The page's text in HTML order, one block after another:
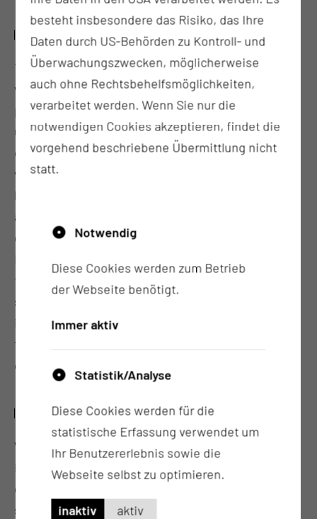
METHODS
To analyze the current state of the DISPENSE tool,
we conducted an in-depth analysis of the data
processing steps and identified data flows
underlying users’ metrics and dashboards. We also
conducted a workshop to understand the different
views and constraints of specific user groups, and
brought together and clustered the information
according to content-related service areas to
determine functionality-related service groups.
the system architecture, modularized the main
services by assigning specialized applications and
integrated them into the existing system, allowing
for self-service reporting and evaluation of the
expert groups’ needs.
RESULTS
We analyzed the applications’ dataflow and
identified specific user groups. The functionalities
of the monolithic application were divided into
specific service groups for data processing, data
besteht insbesondere das Risiko, das Ihre
Daten durch US-Behörden zu Kontroll- und
Überwachungszwecken, möglicherweise
auch ohne Rechtsbehelfsmöglichkeiten,
verarbeitet werden. Wenn Sie nur die
notwendigen Cookies akzeptieren, findet die
vorgehend beschriebene Übermittlung nicht
statt.
Notwendig
Diese Cookies werden zum Betrieb
der Webseite benötigt.
Immer aktiv
Statistik/Analyse
Diese Cookies werden für die
statistische Erfassung verwendet um
Ihr Benutzererlebnis sowie die
Webseite selbst zu optimieren.
inaktiv aktiv